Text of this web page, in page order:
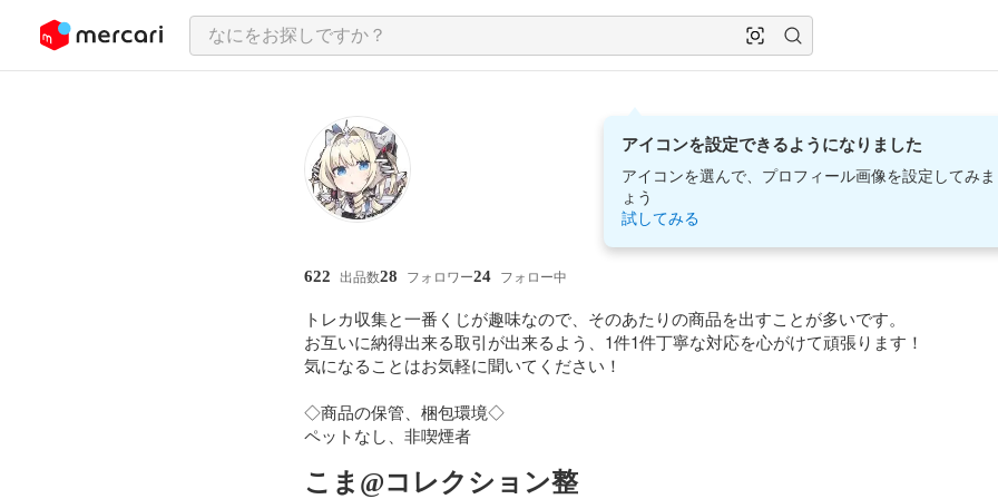
ツにスキップ
アイコンを設定できるようになりました
アイコンを選んで、プロフィール画像を設定してみ
ょう
試してみる
こま@コレクション整
622 出品数28 フォロワー24 フォロー中
トレカ収集と一番くじが趣味なので、そのあたりの商品を出すことが多いです。
お互いに納得出来る取引が出来るよう、1件1件丁寧な対応を心がけて頑張ります！
気になることはお気軽に聞いてください！
◇商品の保管、梱包環境◇
ペットなし、非喫煙者